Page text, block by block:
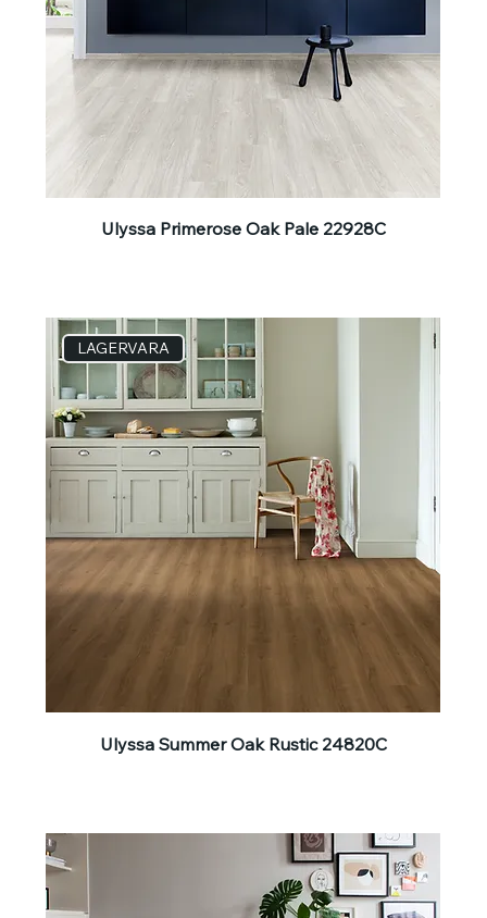
Ulyssa Primerose Oak Pale 22928C
LAGERVARA
Ulyssa Summer Oak Rustic 24820C